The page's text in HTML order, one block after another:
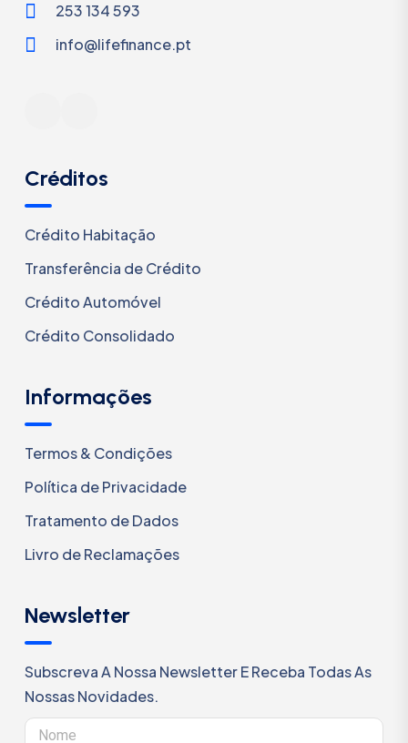
253 134 593
info@lifefinance.pt
Créditos
Crédito Habitação
Transferência de Crédito
Crédito Automóvel
Crédito Consolidado
Informações
Termos & Condições
Política de Privacidade
Tratamento de Dados
Livro de Reclamações
Newsletter
Subscreva A Nossa Newsletter E Receba Todas As
Nossas Novidades.